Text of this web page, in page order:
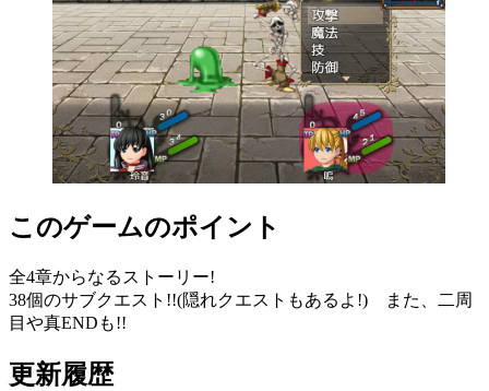
このゲームのポイント
全4章からなるストーリー!
38個のサブクエスト!!(隠れクエストもあるよ!) また、二周
目や真ENDも!!
更新履歴